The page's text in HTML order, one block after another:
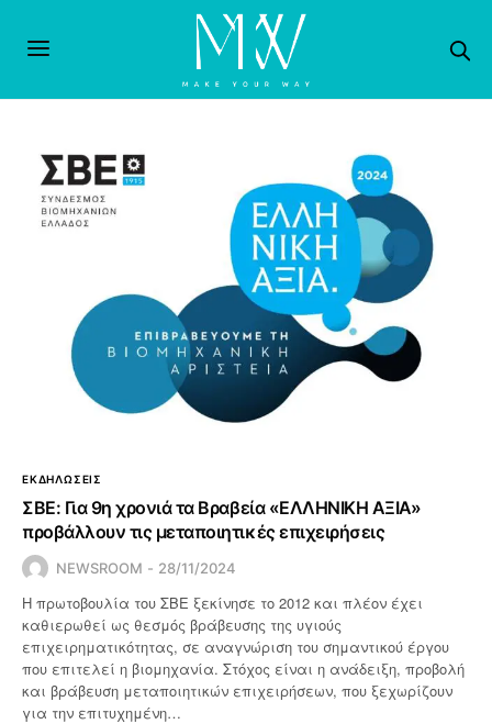
ΕΚΔΗΛΩΣΕΙΣ
ΣΒΕ: Για 9η χρονιά τα Βραβεία «ΕΛΛΗΝΙΚΗ ΑΞΙΑ»
προβάλλουν τις μεταποιητικές επιχειρήσεις
NEWSROOM 28/11/2024
Η πρωτοβουλία του ΣΒΕ ξεκίνησε το 2012 και πλέον έχει
καθιερωθεί ως θεσμός βράβευσης της υγιούς
επιχειρηματικότητας, σε αναγνώριση του σημαντικού έργου
που επιτελεί η βιομηχανία. Στόχος είναι η ανάδειξη, προβολή
και βράβευση μεταποιητικών επιχειρήσεων, που ξεχωρίζουν
για την επιτυχημένη…